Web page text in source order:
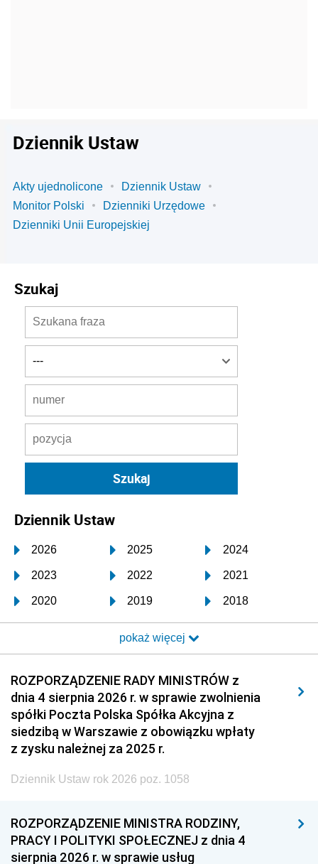
Dziennik Ustaw
Akty ujednolicone
Dziennik Ustaw
Monitor Polski
Dzienniki Urzędowe
Dzienniki Unii Europejskiej
Szukaj
Dziennik Ustaw
2026 2025 2024
2023 2022 2021
2020 2019 2018
2017 2016 2015
2014 2013 2012
2011 2010 2009
2008 2007 2006
2005 2004 2003
2002 2001
1999 1998
1993 1992 1991
1990 1989
pokaż więcej
ROZPORZĄDZENIE RADY MINISTRÓW z
dnia 4 sierpnia 2026 r. w sprawie zwolnienia
spółki Poczta Polska Spółka Akcyjna z
siedzibą w Warszawie z obowiązku wpłaty
z zysku należnej za 2025 r.
Dziennik Ustaw rok 2026 poz. 1058
ROZPORZĄDZENIE MINISTRA RODZINY,
PRACY I POLITYKI SPOŁECZNEJ z dnia 4
sierpnia 2026 r. w sprawie usług